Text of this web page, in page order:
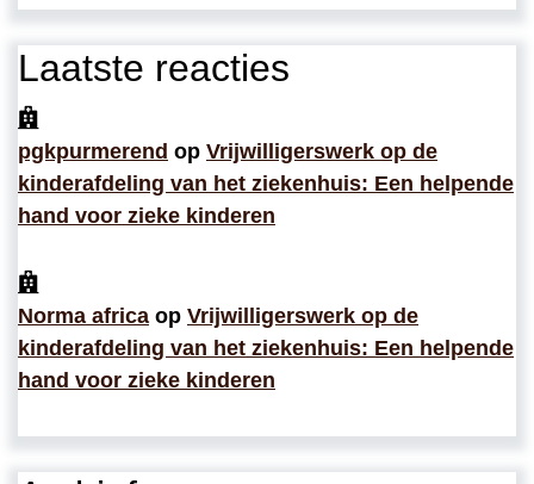
Laatste reacties
pgkpurmerend op Vrijwilligerswerk op de
kinderafdeling van het ziekenhuis: Een helpende
hand voor zieke kinderen
Norma africa op Vrijwilligerswerk op de
kinderafdeling van het ziekenhuis: Een helpende
hand voor zieke kinderen